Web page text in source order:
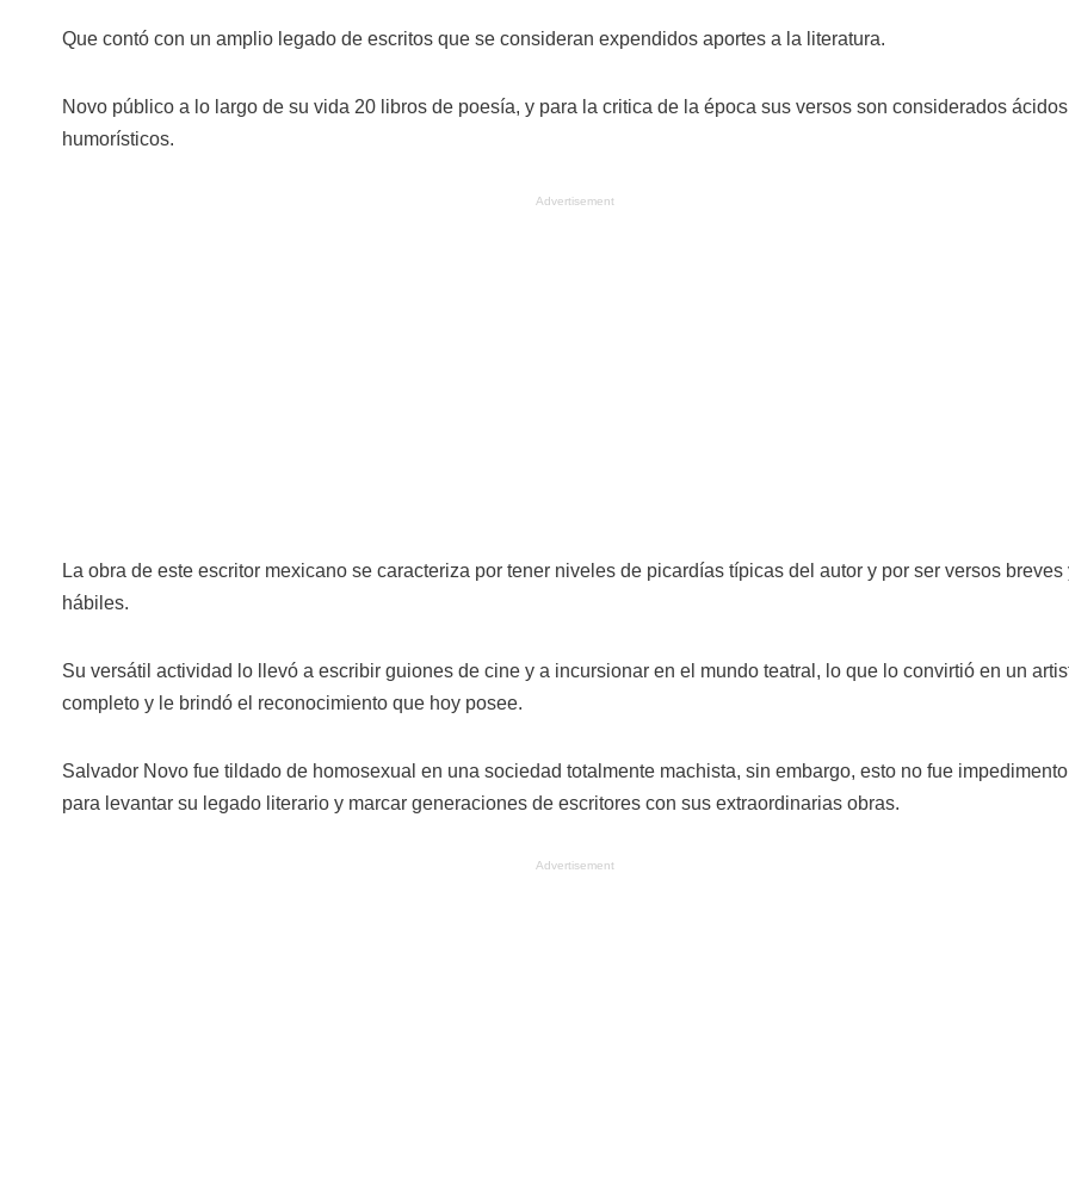
Que contó con un amplio legado de escritos que se consideran expendidos aportes a la literatura.
Novo público a lo largo de su vida 20 libros de poesía, y para la critica de la época sus versos son considerados
humorísticos.
Advertisement
La obra de este escritor mexicano se caracteriza por tener niveles de picardías típicas del autor y por ser versos breves
hábiles.
Su versátil actividad lo llevó a escribir guiones de cine y a incursionar en el mundo teatral, lo que lo convirtió en un
completo y le brindó el reconocimiento que hoy posee.
Salvador Novo fue tildado de homosexual en una sociedad totalmente machista, sin embargo, esto no fue impedimento
para levantar su legado literario y marcar generaciones de escritores con sus extraordinarias obras.
Advertisement